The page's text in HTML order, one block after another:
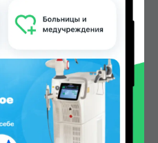
TJS в Душанбе и